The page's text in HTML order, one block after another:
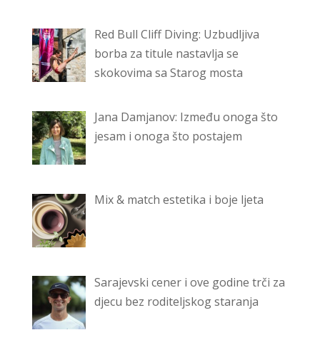
Red Bull Cliff Diving: Uzbudljiva
borba za titule nastavlja se
skokovima sa Starog mosta
Jana Damjanov: Između onoga što
jesam i onoga što postajem
Mix & match estetika i boje ljeta
Sarajevski cener i ove godine trči za
djecu bez roditeljskog staranja